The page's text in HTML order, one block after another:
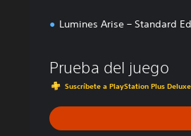
Lumines Arise – Standard
Prueba del juego
Suscríbete a PlayStation Plus